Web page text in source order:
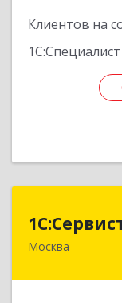
Клиентов на
1С:Специалист
Москва
107023,